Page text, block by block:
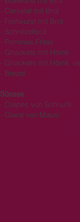
- Cervelat mit Brot
- Festwurst mit Brot
- Schnitzelbrot
- Pommes Frites
- Ghackets mit Hörnli
- Ghackets mit Hörnli,
- Brezel
Süsses
- Crepes von Schnurlli
- Glacé von Mausi